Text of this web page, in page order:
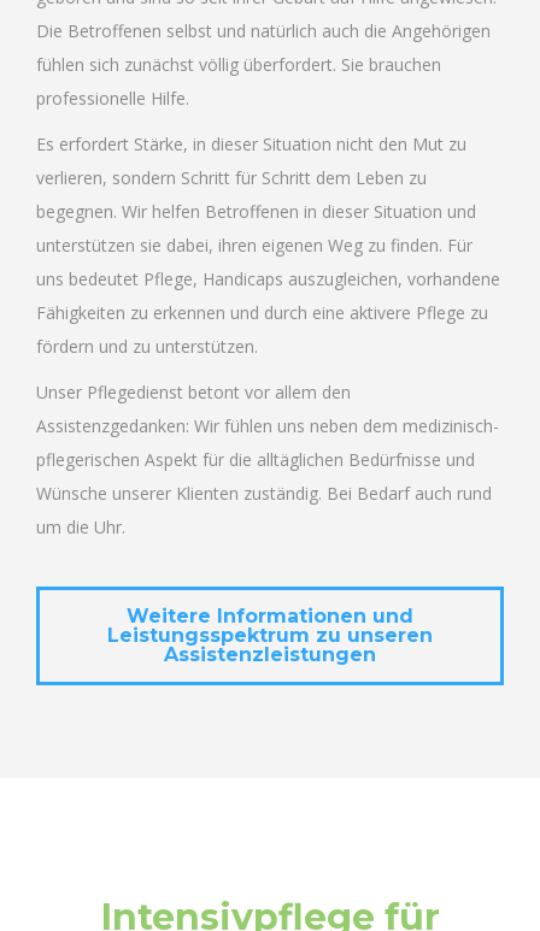
Die Betroffenen selbst und natürlich auch die Angehörigen
fühlen sich zunächst völlig überfordert. Sie brauchen
professionelle Hilfe.
Es erfordert Stärke, in dieser Situation nicht den Mut zu
verlieren, sondern Schritt für Schritt dem Leben zu
begegnen. Wir helfen Betroffenen in dieser Situation und
unterstützen sie dabei, ihren eigenen Weg zu finden. Für
uns bedeutet Pflege, Handicaps auszugleichen, vorhandene
Fähigkeiten zu erkennen und durch eine aktivere Pflege zu
fördern und zu unterstützen.
Unser Pflegedienst betont vor allem den
Assistenzgedanken: Wir fühlen uns neben dem medizinisch-
pflegerischen Aspekt für die alltäglichen Bedürfnisse und
Wünsche unserer Klienten zuständig. Bei Bedarf auch rund
um die Uhr.
Weitere Informationen und
Leistungsspektrum zu unseren
Assistenzleistungen
Intensivpflege für